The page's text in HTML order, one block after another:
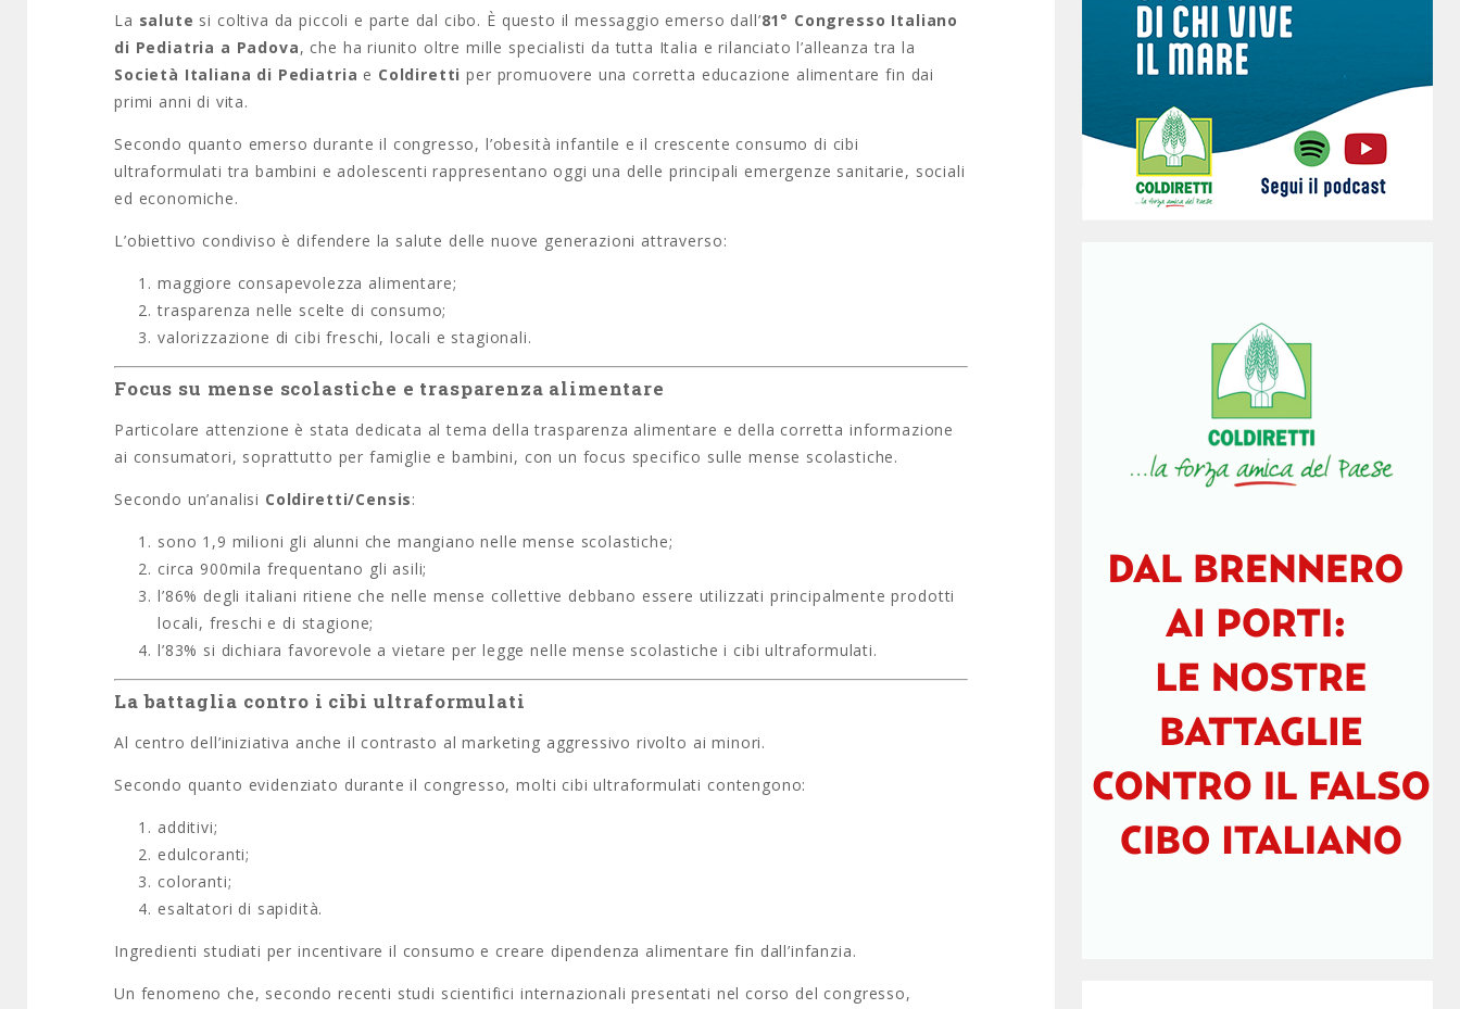
La salute si coltiva da piccoli e parte dal cibo. È questo il messaggio emerso dall’81° Congresso Italiano
di Pediatria a Padova, che ha riunito oltre mille specialisti da tutta Italia e rilanciato l’alleanza tra la
Società Italiana di Pediatria e Coldiretti per promuovere una corretta educazione alimentare fin dai
primi anni di vita.
Secondo quanto emerso durante il congresso, l’obesità infantile e il crescente consumo di cibi
ultraformulati tra bambini e adolescenti rappresentano oggi una delle principali emergenze sanitarie, sociali
ed economiche.
L’obiettivo condiviso è difendere la salute delle nuove generazioni attraverso:
maggiore consapevolezza alimentare;
trasparenza nelle scelte di consumo;
valorizzazione di cibi freschi, locali e stagionali.
Focus su mense scolastiche e trasparenza alimentare
Particolare attenzione è stata dedicata al tema della trasparenza alimentare e della corretta informazione
ai consumatori, soprattutto per famiglie e bambini, con un focus specifico sulle mense scolastiche.
Secondo un’analisi Coldiretti/Censis:
sono 1,9 milioni gli alunni che mangiano nelle mense scolastiche;
circa 900mila frequentano gli asili;
l’86% degli italiani ritiene che nelle mense collettive debbano essere utilizzati principalmente prodotti
locali, freschi e di stagione;
l’83% si dichiara favorevole a vietare per legge nelle mense scolastiche i cibi ultraformulati.
La battaglia contro i cibi ultraformulati
Al centro dell’iniziativa anche il contrasto al marketing aggressivo rivolto ai minori.
Secondo quanto evidenziato durante il congresso, molti cibi ultraformulati contengono:
additivi;
edulcoranti;
coloranti;
esaltatori di sapidità.
Ingredienti studiati per incentivare il consumo e creare dipendenza alimentare fin dall’infanzia.
Un fenomeno che, secondo recenti studi scientifici internazionali presentati nel corso del congresso,